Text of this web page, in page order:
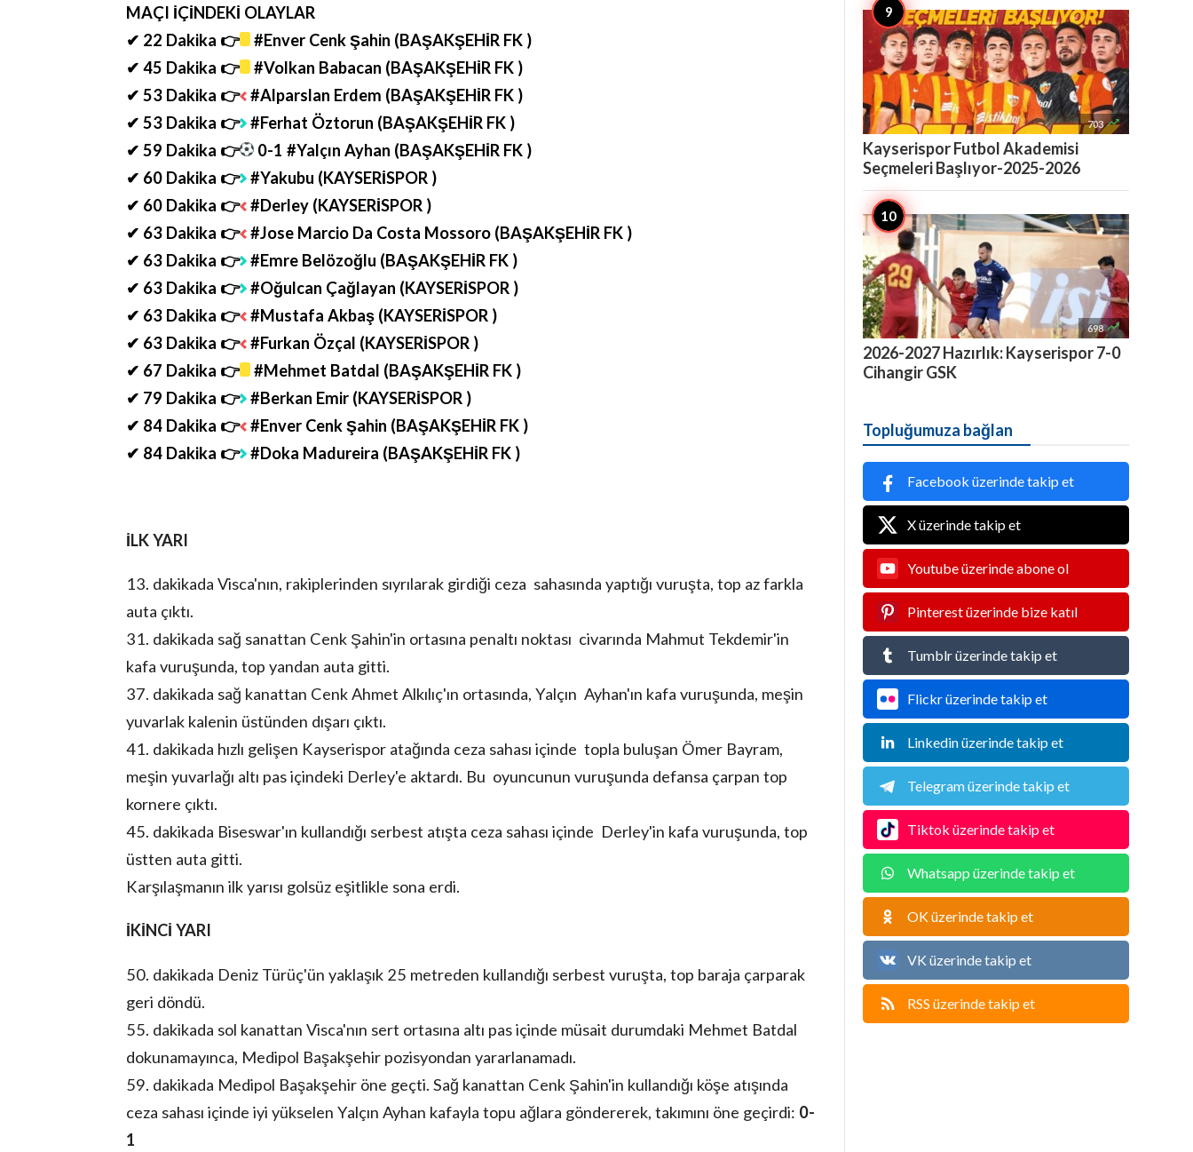
MAÇI İÇİNDEKİ OLAYLAR
✔ 22 Dakika 👉
#Enver Cenk Şahin (BAŞAKŞEHİR FK )
✔ 45 Dakika 👉
#Volkan Babacan (BAŞAKŞEHİR FK )
✔ 53 Dakika 👉 #Alparslan Erdem (BAŞAKŞEHİR FK )
✔ 53 Dakika 👉 #Ferhat Öztorun (BAŞAKŞEHİR FK )
✔ 59 Dakika 👉
0-1 #Yalçın Ayhan (BAŞAKŞEHİR FK )
✔ 60 Dakika 👉 #Yakubu (KAYSERİSPOR )
✔ 60 Dakika 👉 #Derley (KAYSERİSPOR )
✔ 63 Dakika 👉 #Jose Marcio Da Costa Mossoro (BAŞAKŞEHİR FK )
✔ 63 Dakika 👉 #Emre Belözoğlu (BAŞAKŞEHİR FK )
✔ 63 Dakika 👉 #Oğulcan Çağlayan (KAYSERİSPOR )
✔ 63 Dakika 👉 #Mustafa Akbaş (KAYSERİSPOR )
✔ 63 Dakika 👉 #Furkan Özçal (KAYSERİSPOR )
✔ 67 Dakika 👉
#Mehmet Batdal (BAŞAKŞEHİR FK )
✔ 79 Dakika 👉 #Berkan Emir (KAYSERİSPOR )
✔ 84 Dakika 👉 #Enver Cenk Şahin (BAŞAKŞEHİR FK )
✔ 84 Dakika 👉 #Doka Madureira (BAŞAKŞEHİR FK )
İLK YARI
13. dakikada Visca'nın, rakiplerinden sıyrılarak girdiği ceza sahasında yaptığı vuruşta, top az farkla
auta çıktı.
31. dakikada sağ sanattan Cenk Şahin'in ortasına penaltı noktası civarında Mahmut Tekdemir'in
kafa vuruşunda, top yandan auta gitti.
37. dakikada sağ kanattan Cenk Ahmet Alkılıç'ın ortasında, Yalçın Ayhan'ın kafa vuruşunda, meşin
yuvarlak kalenin üstünden dışarı çıktı.
41. dakikada hızlı gelişen Kayserispor atağında ceza sahası içinde topla buluşan Ömer Bayram,
meşin yuvarlağı altı pas içindeki Derley'e aktardı. Bu oyuncunun vuruşunda defansa çarpan top
kornere çıktı.
45. dakikada Biseswar'ın kullandığı serbest atışta ceza sahası içinde Derley'in kafa vuruşunda, top
üstten auta gitti.
Karşılaşmanın ilk yarısı golsüz eşitlikle sona erdi.
İKİNCİ YARI
50. dakikada Deniz Türüç'ün yaklaşık 25 metreden kullandığı serbest vuruşta, top baraja çarparak
geri döndü.
55. dakikada sol kanattan Visca'nın sert ortasına altı pas içinde müsait durumdaki Mehmet Batdal
dokunamayınca, Medipol Başakşehir pozisyondan yararlanamadı.
59. dakikada Medipol Başakşehir öne geçti. Sağ kanattan Cenk Şahin'in kullandığı köşe atışında
ceza sahası içinde iyi yükselen Yalçın Ayhan kafayla topu ağlara göndererek, takımını öne geçirdi: 0-
1
703 
Kayserispor Futbol Akademisi
Seçmeleri Başlıyor-2025-2026
698 
2026-2027 Hazırlık: Kayserispor 7-0
Cihangir GSK
Topluğumuza bağlan
Facebook üzerinde takip et
X üzerinde takip et
Youtube üzerinde abone ol
Pinterest üzerinde bize katıl
Tumblr üzerinde takip et
Flickr üzerinde takip et
Linkedin üzerinde takip et
Telegram üzerinde takip et
Tiktok üzerinde takip et
Whatsapp üzerinde takip et
OK üzerinde takip et
VK üzerinde takip et
RSS üzerinde takip et